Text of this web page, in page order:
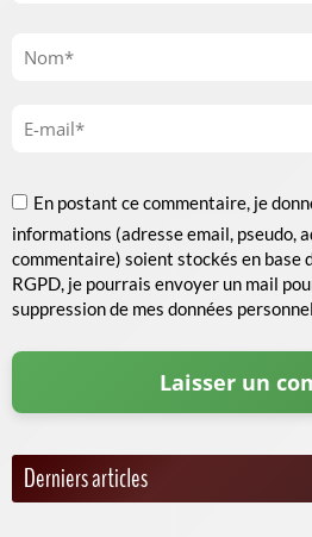
En postant ce commentaire, je
informations (adresse email, pseudo,
commentaire) soient stockés en base
RGPD, je pourrais envoyer un mail
suppression de mes données
Derniers articles